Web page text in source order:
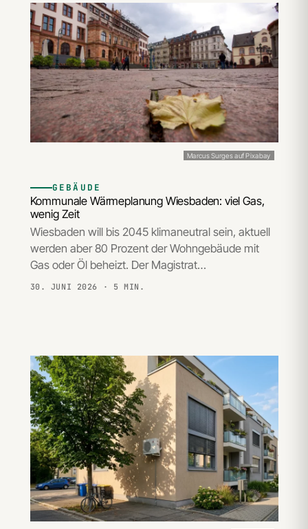
Marcus Surges auf Pixabay
GEBÄUDE
Kommunale Wärmeplanung Wiesbaden: viel Gas,
wenig Zeit
Wiesbaden will bis 2045 klimaneutral sein, aktuell
werden aber 80 Prozent der Wohngebäude mit
Gas oder Öl beheizt. Der Magistrat…
30. JUNI 2026 · 5 MIN.